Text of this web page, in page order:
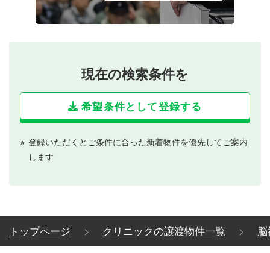
現在の検索条件を
希望条件として登録する
登録いただくとご条件に合った新着物件を優先してご案内
します
トップページ クリニックの譲渡物件一覧